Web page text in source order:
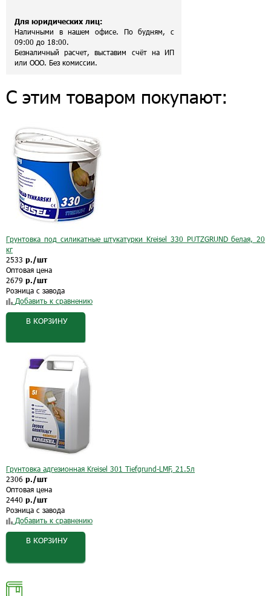
Для юридических лиц:
Наличными в нашем офисе. По будням, с
09:00 до 18:00.
Безналичный расчет, выставим счёт на ИП
или ООО. Без комиссии.
С этим товаром покупают:
Грунтовка под силикатные штукатурки Kreisel 330 PUTZGRUND белая, 20
кг
2533 р./шт
Оптовая цена
2679 р./шт
Розница с завода
Добавить к сравнению
В КОРЗИНУ
Грунтовка адгезионная Kreisel 301 Tiefgrund-LMF, 21.5л
2306 р./шт
Оптовая цена
2440 р./шт
Розница с завода
Добавить к сравнению
В КОРЗИНУ